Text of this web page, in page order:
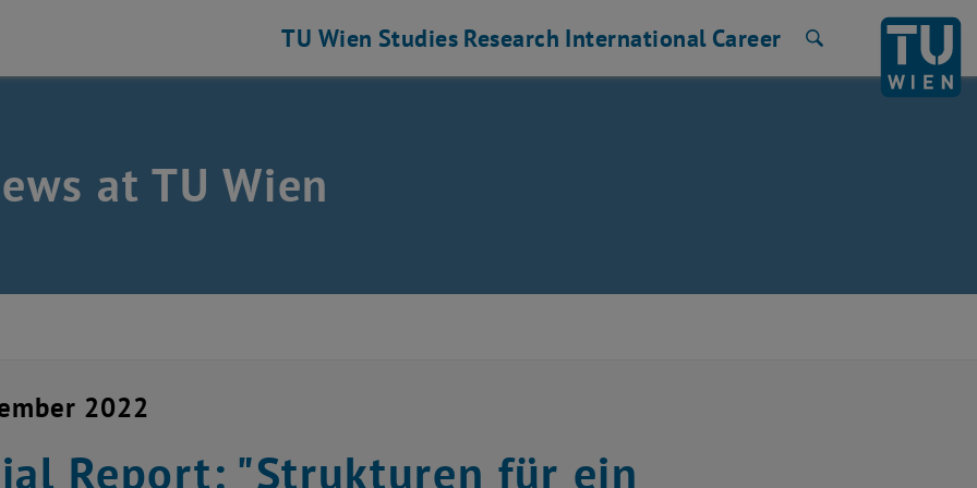
TU Wien Studies Research International Career
at TU Wien
2022
Report: "Strukturen für ein